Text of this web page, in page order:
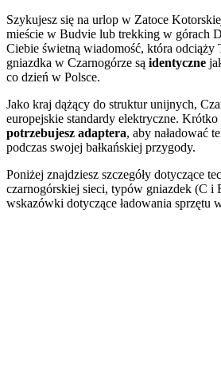
Szykujesz się na urlop w Zatoce
mieście w Budvie lub trekking w górach
Ciebie świetną wiadomość, która odciąży
gniazdka w Czarnogórze są identyczne
co dzień w Polsce.
Jako kraj dążący do struktur unijnych,
europejskie standardy elektryczne.
potrzebujesz adaptera, aby naładować
podczas swojej bałkańskiej przygody.
Poniżej znajdziesz szczegóły dotyczące
czarnogórskiej sieci, typów gniazdek (C i
wskazówki dotyczące ładowania sprzętu